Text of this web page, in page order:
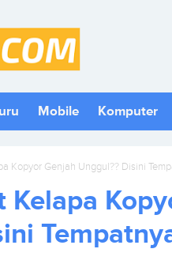
Mobile Komputer
Kopyor Genjah Unggul?? Disini